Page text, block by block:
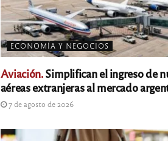
ECONOMÍA Y NEGOCIOS
Aviación.Simplifican el ingreso de
aéreas extranjeras al mercado
7 de agosto de 2026